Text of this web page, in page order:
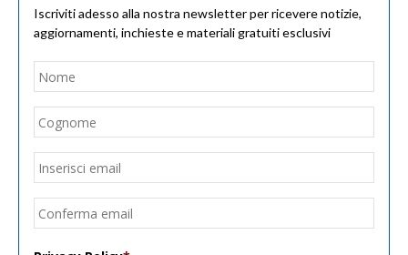
Iscriviti adesso alla nostra newsletter per ricevere notizie,
aggiornamenti, inchieste e materiali gratuiti esclusivi
Nome
Email